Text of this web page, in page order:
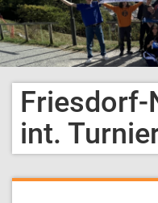
Friesdorf-
int.